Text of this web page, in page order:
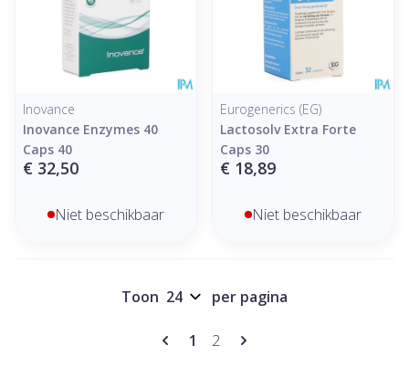
Inovance
Inovance Enzymes 40
Caps 40
€ 32,50
Niet beschikbaar
Eurogenerics (EG)
Lactosolv Extra Forte
Caps 30
€ 18,89
Niet beschikbaar
Pagina's
U lees momenteel pagina
1 Pagina
2
Toon per pagina